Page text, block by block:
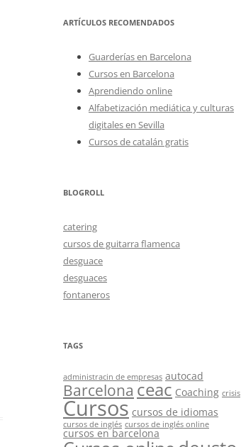
ARTÍCULOS RECOMENDADOS
Guarderías en Barcelona
Cursos en Barcelona
Aprendiendo online
Alfabetización mediática y culturas
digitales en Sevilla
Cursos de catalán gratis
BLOGROLL
catering
cursos de guitarra flamenca
desguace
desguaces
fontaneros
TAGS
administracin de empresas autocad
Barcelona ceac Coaching crisis
Cursos cursos de idiomas
cursos de inglés cursos de inglés online
cursos en barcelona